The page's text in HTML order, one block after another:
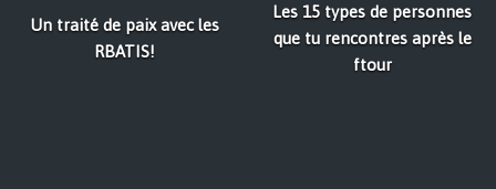
Un traité de paix avec les
RBATIS!
Les 15 types de personnes
que tu rencontres après le
ftour